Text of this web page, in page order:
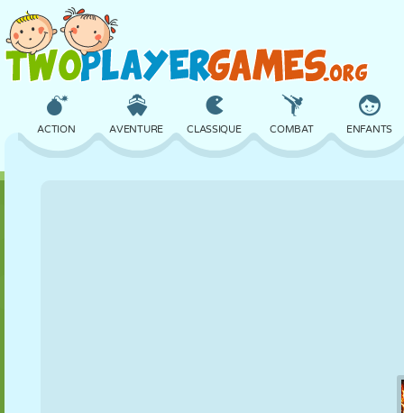
ACTION AVENTURE CLASSIQUE COMBAT ENFANTS